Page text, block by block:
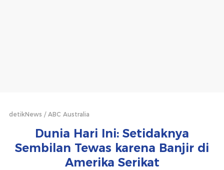
detikNews ABC Australia
Dunia Hari Ini: Setidaknya
Sembilan Tewas karena Banjir di
Amerika Serikat